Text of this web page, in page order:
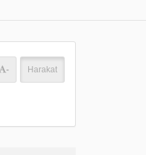
- Harakat